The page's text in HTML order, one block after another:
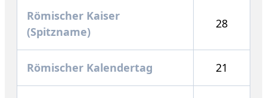
Römischer Kaiser
(Spitzname)
28
Römischer Kalendertag 21